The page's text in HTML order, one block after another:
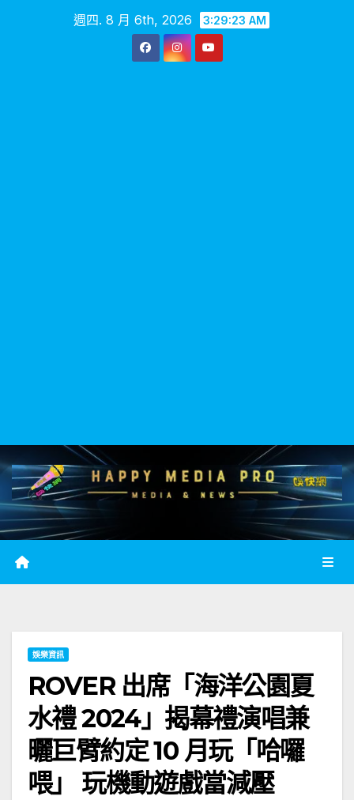
週四. 8 月 6th, 2026 3:29:24 AM
娛樂資訊
ROVER 出席「海洋公園夏
水禮 2024」揭幕禮演唱兼
曬巨臂約定 10 月玩「哈囉
喂」 玩機動遊戲當減壓